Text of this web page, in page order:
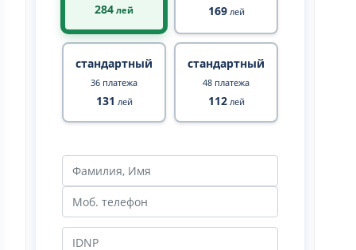
284 лей 169лей
стандартный
36 платежа
131 лей
стандартный
48 платежа
112лей